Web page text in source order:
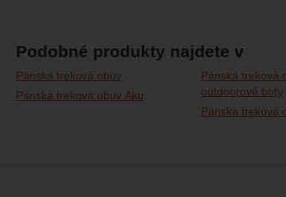
Podobné produkty najdete v
Pánská treková obuv
Pánská treková obuv Aku
Pánská treková
outdoorové boty
Pánská treková